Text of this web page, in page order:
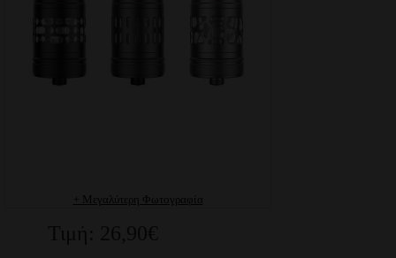
+ Μεγαλύτερη Φωτογραφία